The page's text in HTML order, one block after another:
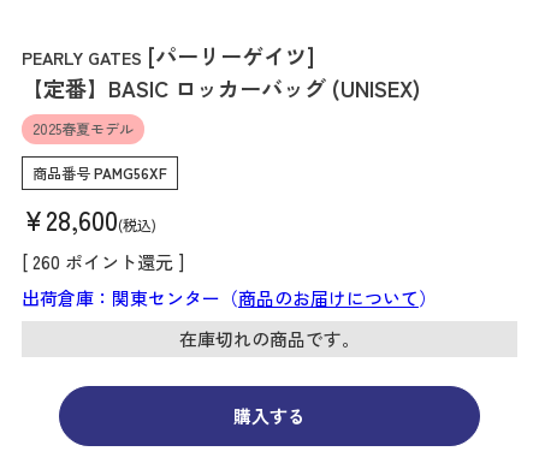
PEARLY GATES [パーリーゲイツ]
【定番】BASIC ロッカーバッグ (UNISEX)
2025春夏モデル
商品番号PAMG56XF
¥28,600 税込
[260 ポイント還元 ]
出荷倉庫：関東センター（商品のお届けについて）
在庫切れの商品です。
購入する